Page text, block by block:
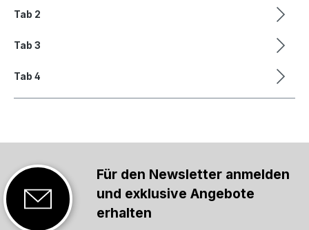
Tab 2
Tab 3
Tab 4
Für den Newsletter anmelden
und exklusive Angebote
erhalten